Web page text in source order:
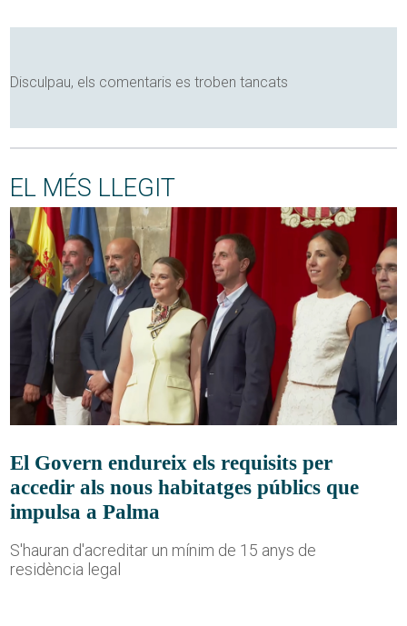
Disculpau, els comentaris es troben tancats
EL MÉS LLEGIT
El Govern endureix els requisits per
accedir als nous habitatges públics que
impulsa a Palma
S'hauran d'acreditar un mínim de 15 anys de
residència legal